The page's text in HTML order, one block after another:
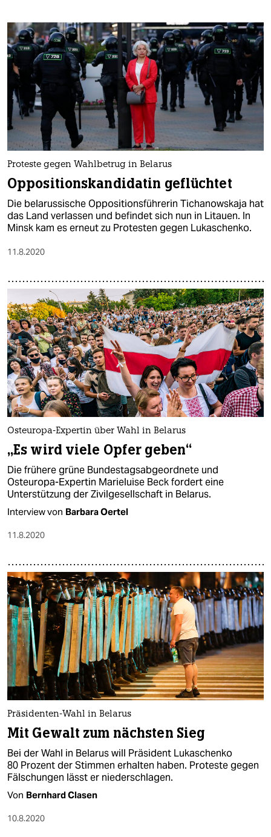
Proteste gegen Wahlbetrug in Belarus
Oppositionskandidatin geflüchtet
Die belarussische Oppositionsführerin Tichanowskaja hat
das Land verlassen und befindet sich nun in Litauen. In
Minsk kam es erneut zu Protesten gegen Lukaschenko.
11.8.2020
Osteuropa-Expertin über Wahl in Belarus
„Es wird viele Opfer geben“
Die frühere grüne Bundestagsabgeordnete und
Osteuropa-Expertin Marieluise Beck fordert eine
Unterstützung der Zivilgesellschaft in Belarus.
Interview von Barbara Oertel
11.8.2020
Präsidenten-Wahl in Belarus
Mit Gewalt zum nächsten Sieg
Bei der Wahl in Belarus will Präsident Lukaschenko
80 Prozent der Stimmen erhalten haben. Proteste gegen
Fälschungen lässt er niederschlagen.
Von Bernhard Clasen
10.8.2020